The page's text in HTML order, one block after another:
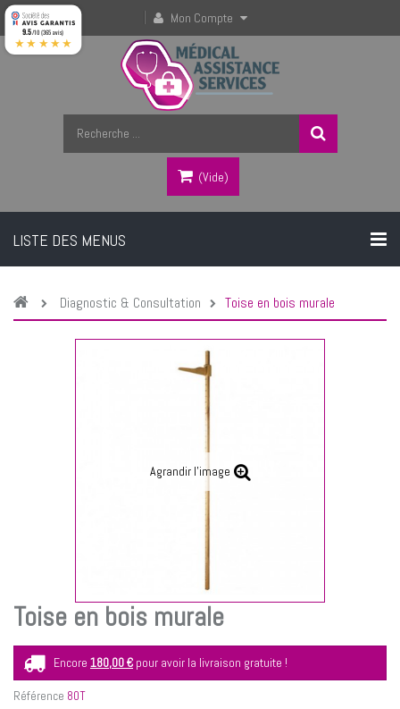
Mon Compte
(vide)
LISTE DES MENUS
Diagnostic & Consultation Toise en bois murale
Agrandir l'image
Toise en bois murale
Encore 180,00 € pour avoir la livraison gratuite !
Référence 80T
9.5/10 (365 avis)
★★★★★